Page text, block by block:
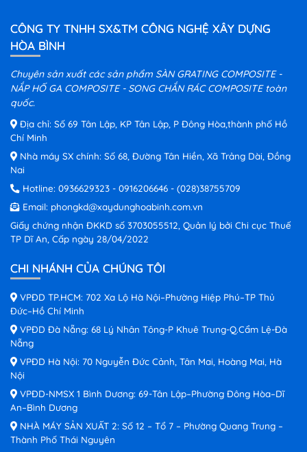
CÔNG TY TNHH SX&TM CÔNG NGHỆ XÂY DỰNG
HÒA BÌNH
Chuyên sản xuất các sản phẩm SÀN GRATING COMPOSITE -
NẮP HỐ GA COMPOSITE - SONG CHẮN RÁC COMPOSITE toàn
quốc.
Địa chỉ: Số 69 Tân Lập, KP Tân Lập, P Đông Hòa,thành phố Hồ
Chí Minh
Nhà máy SX chính: Số 68, Đường Tân Hiền, Xã Trảng Dài, Đồng
Nai
Hotline: 0936629323 - 0916206646 - (028)38755709
Email: phongkd@xaydunghoabinh.com.vn
Giấy chứng nhận ĐKKD số 3703055512, Quản lý bởi Chi cục Thuế
TP Dĩ An, Cấp ngày 28/04/2022
CHI NHÁNH CỦA CHÚNG TÔI
VPĐD TP.HCM: 702 Xa Lộ Hà Nội–Phường Hiệp Phú–TP Thủ
Đức–Hồ Chí Minh
VPĐD Đà Nẵng: 68 Lý Nhân Tông-P Khuê Trung-Q.Cẩm Lệ-Đà
Nẵng
VPĐD Hà Nội: 70 Nguyễn Đức Cảnh, Tân Mai, Hoàng Mai, Hà
Nội
VPĐD-NMSX 1 Bình Dương: 69-Tân Lập–Phường Đông Hòa–Dĩ
An–Bình Dương
NHÀ MÁY SẢN XUẤT 2: Số 12 – Tổ 7 – Phường Quang Trung –
Thành Phố Thái Nguyên